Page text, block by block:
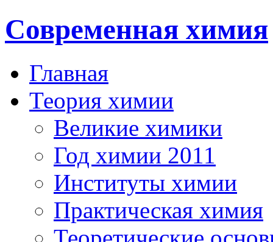
Современная химия
Главная
Теория химии
Великие химики
Год химии 2011
Институты химии
Практическая химия